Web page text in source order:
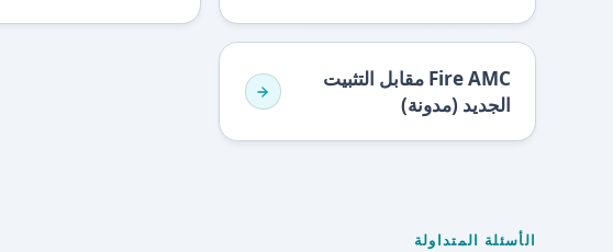
Fire AMC مقابل التثبيت
الجديد (مدونة)
الأسئلة المتداولة